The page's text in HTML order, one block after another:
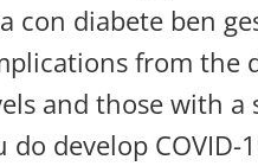
con diabete ben
from the
and those with a
develop